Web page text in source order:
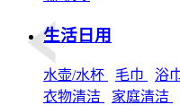
生活日用
水壶/水杯 毛巾 浴
衣物清洁
家庭清洁